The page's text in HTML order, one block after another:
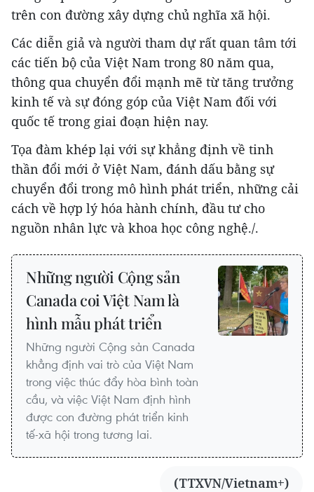
trên con đường xây dựng chủ nghĩa xã hội.
Các diễn giả và người tham dự rất quan tâm tới
các tiến bộ của Việt Nam trong 80 năm qua,
thông qua chuyển đổi mạnh mẽ từ tăng trưởng
kinh tế và sự đóng góp của Việt Nam đối với
quốc tế trong giai đoạn hiện nay.
Tọa đàm khép lại với sự khẳng định về tinh
thần đổi mới ở Việt Nam, đánh dấu bằng sự
chuyển đổi trong mô hình phát triển, những cải
cách về hợp lý hóa hành chính, đầu tư cho
nguồn nhân lực và khoa học công nghệ./.
Những người Cộng sản
Canada coi Việt Nam là
hình mẫu phát triển
Những người Cộng sản Canada
khẳng định vai trò của Việt Nam
trong việc thúc đẩy hòa bình toàn
cầu, và việc Việt Nam định hình
được con đường phát triển kinh
tế-xã hội trong tương lai.
(TTXVN/Vietnam+)